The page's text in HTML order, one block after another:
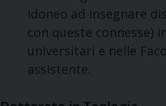
idoneo ad insegnare
con queste connesse)
universitari e nelle
assistente.